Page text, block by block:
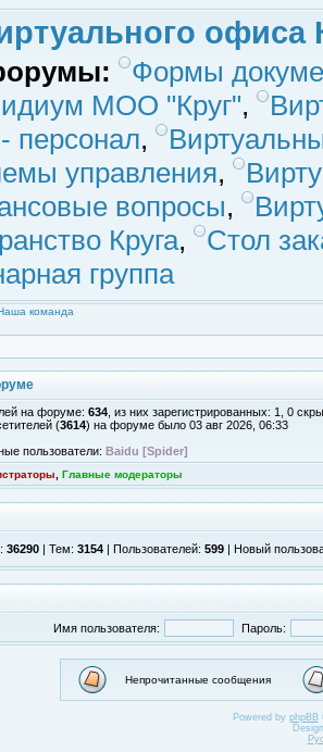
офиса
Формы
МОО "Круг",
персонал,
управления,
вопросы,
Круга,
Стол
группа
команда
на форуме: 634 , из них зарегистрированных: 1, 0
(3614) на форуме было 03 авг 2026, 06:33
пользователи: Baidu [Spider]
Главные модераторы
36290 | Тем: 3154 | Пользователей: 599 | Новый
Имя пользователя: Пароль:
Непрочитанные сообщения
Powered by phpBB